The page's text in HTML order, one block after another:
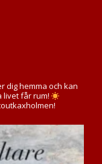
dig hemma och kan
livet får rum!